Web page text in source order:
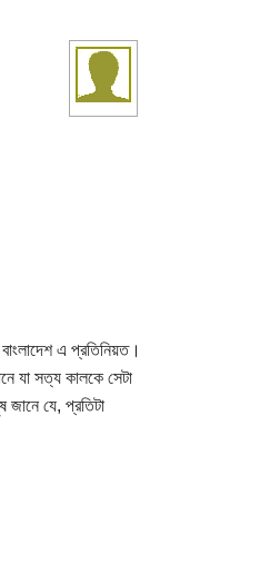
এ প্রতিনিয়ত।
যা সত্য কালকে সেটা
জানে যে, প্রতিটা